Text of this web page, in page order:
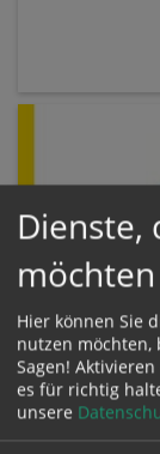
Das Katholische
Dienste,
möchten
Hier können Sie
nutzen möchten,
Sagen!
es für richtig
unsere